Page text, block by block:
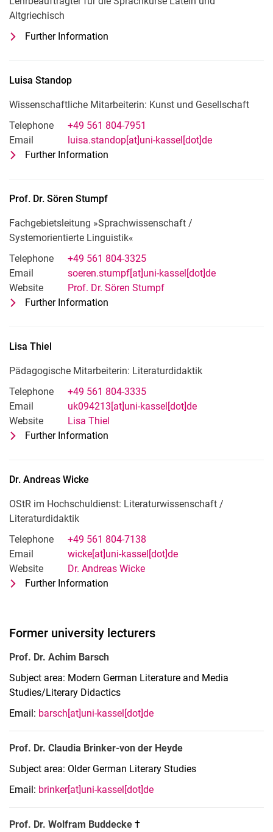
Altgriechisch
Further Information
Luisa Standop
Wissenschaftliche Mitarbeiterin: Kunst und Gesellschaft
Telephone
+49 561 804-7951
Email
luisa.standop[at]uni-kassel[dot]de
Further Information
Prof. Dr. Sören Stumpf
Fachgebietsleitung »Sprachwissenschaft /
Systemorientierte Linguistik«
Telephone
+49 561 804-3325
Email
soeren.stumpf[at]uni-kassel[dot]de
Website
Prof. Dr. Sören Stumpf
Further Information
Lisa Thiel
Pädagogische Mitarbeiterin: Literaturdidaktik
Telephone
+49 561 804-3335
Email
uk094213[at]uni-kassel[dot]de
Website
Lisa Thiel
Further Information
Dr. Andreas Wicke
OStR im Hochschuldienst: Literaturwissenschaft /
Literaturdidaktik
Telephone
+49 561 804-7138
Email
wicke[at]uni-kassel[dot]de
Website
Dr. Andreas Wicke
Further Information
Former university lecturers
Prof. Dr. Achim Barsch
Subject area: Modern German Literature and Media
Studies/Literary Didactics
Email: barsch[at]uni-kassel[dot]de
Prof. Dr. Claudia Brinker-von der Heyde
Subject area: Older German Literary Studies
Email: brinker[at]uni-kassel[dot]de
Prof. Dr. Wolfram Buddecke †